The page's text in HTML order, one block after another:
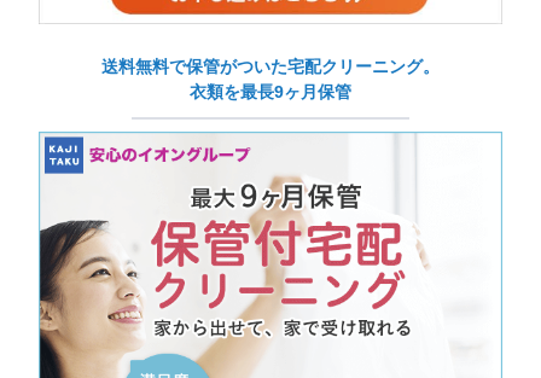
送料無料で保管がついた宅配クリーニング。
衣類を最長9ヶ月保管